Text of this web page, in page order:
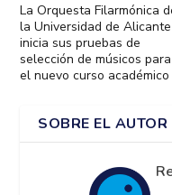
La Orquesta Filarmónica
la Universidad de Alicante
inicia sus pruebas de
selección de músicos para
el nuevo curso académico
SOBRE EL AUTOR